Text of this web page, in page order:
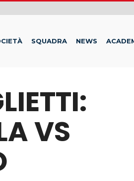
SQUADRA NEWS
VS